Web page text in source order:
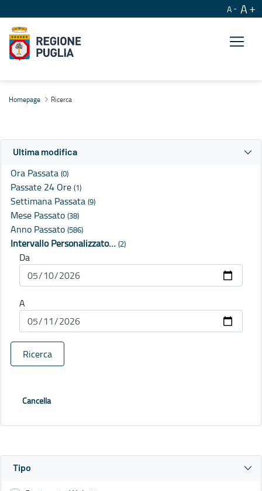
A A
Homepage Ricerca
Ultima modifica
Ora Passata (0)
Passate 24 Ore (1)
Settimana Passata (9)
Mese Passato (38)
Anno Passato (586)
Intervallo Personalizzato… (2)
Da
A
Ricerca
Cancella
Tipo